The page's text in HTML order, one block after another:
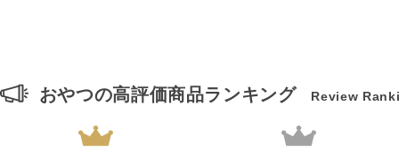
おやつの高評価商品ランキング Review